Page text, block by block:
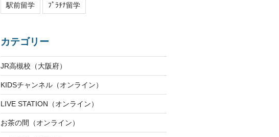
駅前留学 ﾌﾟﾗﾁﾅ留学
カテゴリー
JR高槻校（大阪府）
KIDSチャンネル（オンライン）
LIVE STATION（オンライン）
お茶の間（オンライン）